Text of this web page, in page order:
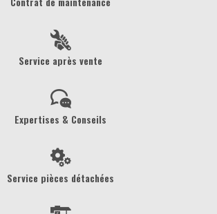
Service après vente
Expertises & Conseils
Service pièces détachées